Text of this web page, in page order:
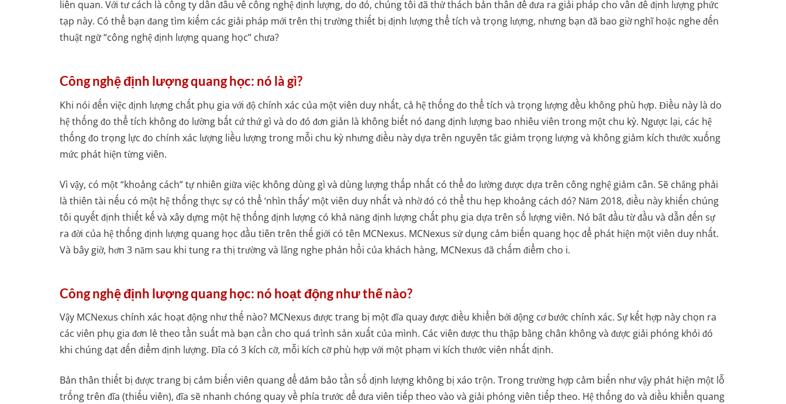
liên quan. Với tư cách là công ty dẫn đầu về công nghệ định lượng, do đó, chúng tôi đã thử thách bản thân để đưa ra giải pháp cho vấn đề định lượng phức
tạp này. Có thể bạn đang tìm kiếm các giải pháp mới trên thị trường thiết bị định lượng thể tích và trọng lượng, nhưng bạn đã bao giờ nghĩ hoặc nghe đến
thuật ngữ “công nghệ định lượng quang học” chưa?
Công nghệ định lượng quang học: nó là gì?
Khi nói đến việc định lượng chất phụ gia với độ chính xác của một viên duy nhất, cả hệ thống đo thể tích và trọng lượng đều không phù hợp. Điều này là do
hệ thống đo thể tích không đo lường bất cứ thứ gì và do đó đơn giản là không biết nó đang định lượng bao nhiêu viên trong một chu kỳ. Ngược lại, các hệ
thống đo trọng lực đo chính xác lượng liều lượng trong mỗi chu kỳ nhưng điều này dựa trên nguyên tắc giảm trọng lượng và không giảm kích thước xuống
mức phát hiện từng viên.
Vì vậy, có một “khoảng cách” tự nhiên giữa việc không dùng gì và dùng lượng thấp nhất có thể đo lường được dựa trên công nghệ giảm cân. Sẽ chẳng phải
là thiên tài nếu có một hệ thống thực sự có thể ‘nhìn thấy’ một viên duy nhất và nhờ đó có thể thu hẹp khoảng cách đó? Năm 2018, điều này khiến chúng
tôi quyết định thiết kế và xây dựng một hệ thống định lượng có khả năng định lượng chất phụ gia dựa trên số lượng viên. Nó bắt đầu từ đầu và dẫn đến sự
ra đời của hệ thống định lượng quang học đầu tiên trên thế giới có tên MCNexus. MCNexus sử dụng cảm biến quang học để phát hiện một viên duy nhất.
Và bây giờ, hơn 3 năm sau khi tung ra thị trường và lắng nghe phản hồi của khách hàng, MCNexus đã chấm điểm cho i.
Công nghệ định lượng quang học: nó hoạt động như thế nào?
Vậy MCNexus chính xác hoạt động như thế nào? MCNexus được trang bị một đĩa quay được điều khiển bởi động cơ bước chính xác. Sự kết hợp này chọn ra
các viên phụ gia đơn lẻ theo tần suất mà bạn cần cho quá trình sản xuất của mình. Các viên được thu thập bằng chân không và được giải phóng khỏi đó
khi chúng đạt đến điểm định lượng. Đĩa có 3 kích cỡ, mỗi kích cỡ phù hợp với một phạm vi kích thước viên nhất định.
Bản thân thiết bị được trang bị cảm biến viên quang để đảm bảo tần số định lượng không bị xáo trộn. Trong trường hợp cảm biến như vậy phát hiện một lỗ
trống trên đĩa (thiếu viên), đĩa sẽ nhanh chóng quay về phía trước để đưa viên tiếp theo vào và giải phóng viên tiếp theo. Hệ thống đo và điều khiển quang